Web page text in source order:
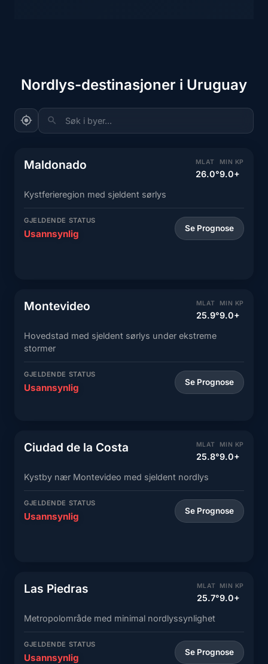
Nordlys-destinasjoner i Uruguay
Søk i byer...
Maldonado MLAT
26.0°
MIN KP
9.0+
Kystferieregion med sjeldent sørlys
GJELDENDE STATUS
Usannsynlig Se Prognose
Montevideo MLAT
25.9°
MIN KP
9.0+
Hovedstad med sjeldent sørlys under ekstreme
stormer
GJELDENDE STATUS
Usannsynlig Se Prognose
Ciudad de la Costa MLAT
25.8°
MIN KP
9.0+
Kystby nær Montevideo med sjeldent nordlys
GJELDENDE STATUS
Usannsynlig Se Prognose
Las Piedras MLAT
25.7°
MIN KP
9.0+
Metropolområde med minimal nordlyssynlighet
GJELDENDE STATUS
Usannsynlig Se Prognose